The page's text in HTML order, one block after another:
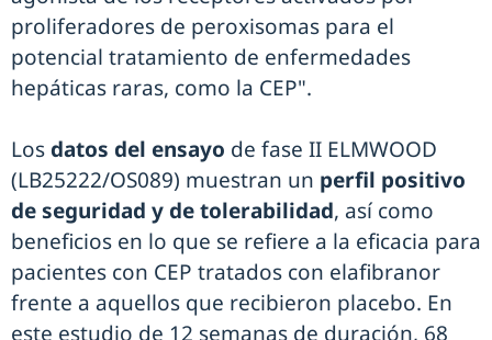
proliferadores de peroxisomas para el
potencial tratamiento de enfermedades
hepáticas raras, como la CEP".
Los datos del ensayo de fase II ELMWOOD
(LB25222/OS089) muestran un perfil positivo
de seguridad y de tolerabilidad, así como
beneficios en lo que se refiere a la eficacia para
pacientes con CEP tratados con elafibranor
frente a aquellos que recibieron placebo. En
este estudio de 12 semanas de duración, 68